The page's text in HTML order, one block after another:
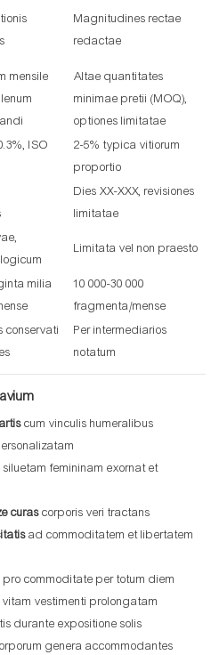
Magnitudines rectae
redactae
mensile
Altae quantitates
minimae pretii (MOQ),
optiones limitatae
ISO
2-5% typica vitiorum
proportio
Dies XX-XXX, revisiones
limitatae
Limitata vel non praesto
milia
10 000-30 000
fragmenta/mense
conservati
Per intermediarios
notatum
cum vinculis humeralibus
femininam exornat et
curascorporis veri tractans
ad commoditatem et libertatem
pro commoditate per totum diem
vestimenti prolongatam
durante expositione solis
genera accommodantes